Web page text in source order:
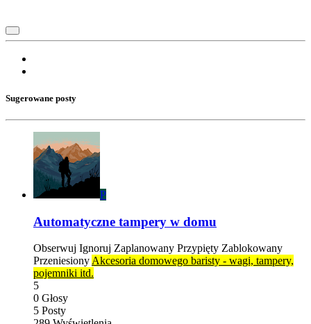
Sugerowane posty
P
Automatyczne tampery w domu
Obserwuj Ignoruj Zaplanowany Przypięty Zablokowany
Przeniesiony Akcesoria domowego baristy - wagi, tampery,
pojemniki itd.
5
0 Głosy
5 Posty